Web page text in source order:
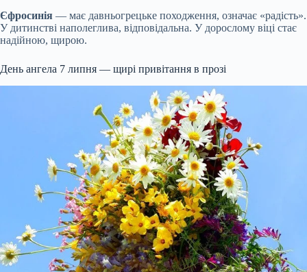
Єфросинія — має давньогрецьке походження, означає «радість».
У дитинстві наполеглива, відповідальна. У дорослому віці стає
надійною, щирою.
День ангела 7 липня — щирі привітання в прозі